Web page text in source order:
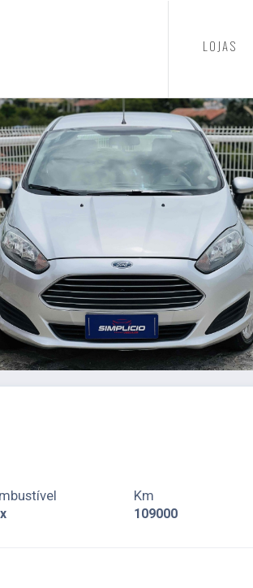
LOJAS
Km
109000